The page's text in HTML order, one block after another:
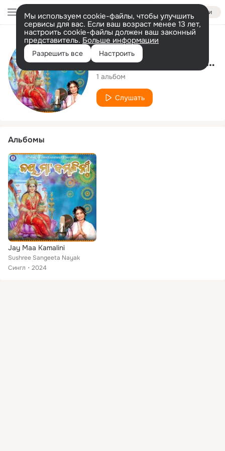
Войти
Мы используем cookie-файлы, чтобы улучшить
сервисы для вас. Если ваш возраст менее 13 лет,
настроить cookie-файлы должен ваш законный
представитель. Больше информации
Разрешить все Настроить
Исполнитель
Sushree Sangeeta Nayak
1 альбом
Слушать
Альбомы
Jay Maa Kamalini
Sushree Sangeeta Nayak
Сингл
2024